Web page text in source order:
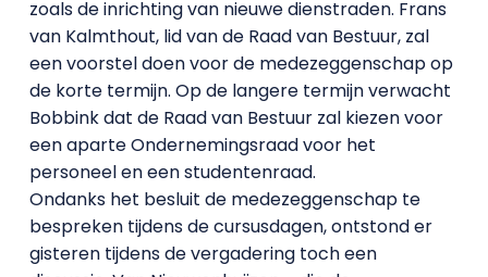
zoals de inrichting van nieuwe dienstraden. Frans
van Kalmthout, lid van de Raad van Bestuur, zal
een voorstel doen voor de medezeggenschap op
de korte termijn. Op de langere termijn verwacht
Bobbink dat de Raad van Bestuur zal kiezen voor
een aparte Ondernemingsraad voor het
personeel en een studentenraad.
Ondanks het besluit de medezeggenschap te
bespreken tijdens de cursusdagen, ontstond er
gisteren tijdens de vergadering toch een